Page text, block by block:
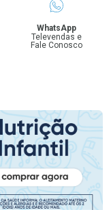
WhatsApp
Televendas e
Fale Conosco